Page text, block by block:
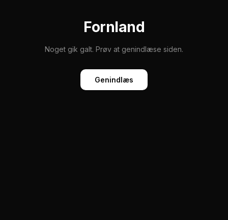
Fornland
Noget gik galt. Prøv at genindlæse siden.
Genindlæs